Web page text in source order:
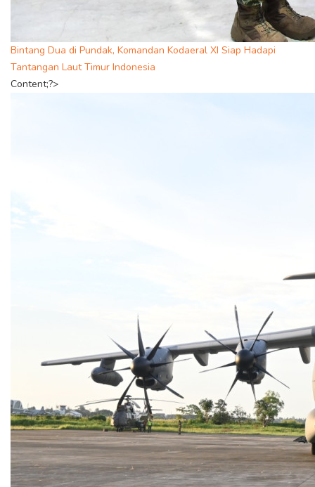
Bintang Dua di Pundak, Komandan Kodaeral XI Siap Hadapi
Tantangan Laut Timur Indonesia
Content;?>